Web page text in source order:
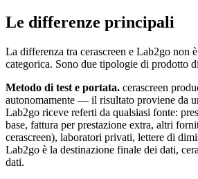
Le differenze principali
La differenza tra cerascreen e Lab2go non
categorica. Sono due tipologie di prodotto
Metodo di test e portata. cerascreen
autonomamente — il risultato proviene da
Lab2go riceve referti da qualsiasi fonte:
base, fattura per prestazione extra, altri
cerascreen), laboratori privati, lettere di
Lab2go è la destinazione finale dei dati,
dati.